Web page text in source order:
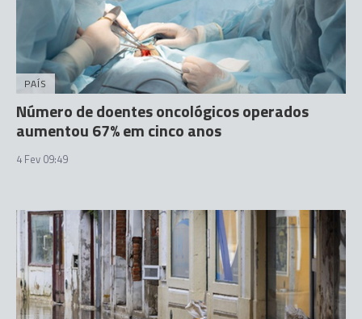
PAÍS
Número de doentes oncológicos operados
aumentou 67% em cinco anos
4 Fev 09:49